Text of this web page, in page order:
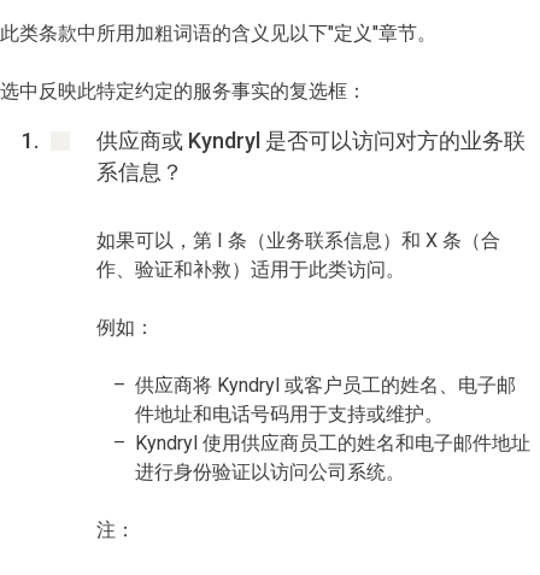
此类条款中所用加粗词语的含义见以下"定义"章节。
选中反映此特定约定的服务事实的复选框：
供应商或 Kyndryl 是否可以访问对方的业务联
系信息？
如果可以，第 I 条（业务联系信息）和 X 条（合
作、验证和补救）适用于此类访问。
例如：
供应商将 Kyndryl 或客户员工的姓名、电子邮
件地址和电话号码用于支持或维护。
Kyndryl 使用供应商员工的姓名和电子邮件地址
进行身份验证以访问公司系统。
注：